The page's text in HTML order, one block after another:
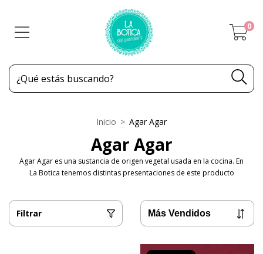
0
Inicio > Agar Agar
Agar Agar
Agar Agar es una sustancia de origen vegetal usada en la cocina. En
La Botica tenemos distintas presentaciones de este producto
Filtrar